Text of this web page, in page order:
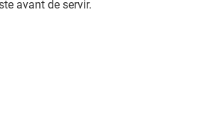
avant de servir.